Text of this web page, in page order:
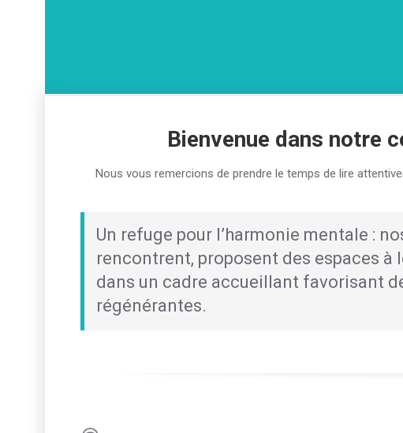
Bienvenue dans notre
Nous vous remercions de prendre le temps de lire
Un refuge pour l’harmonie mentale :
rencontrent, proposent des espaces
dans un cadre accueillant favorisant
régénérantes.